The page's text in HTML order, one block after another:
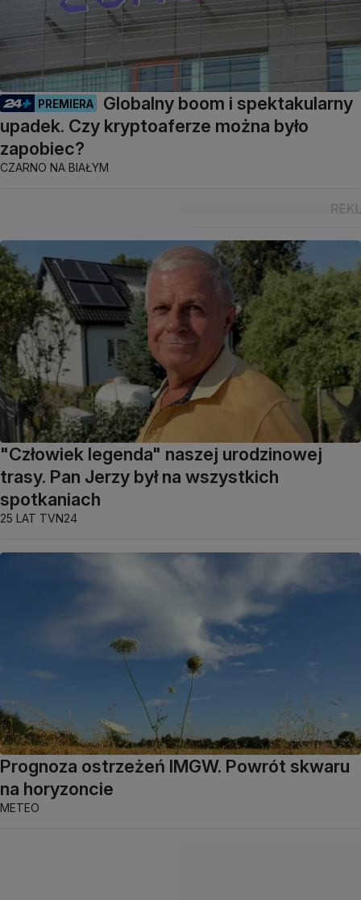
PREMIERA
Globalny boom i spektakularny
upadek. Czy kryptoaferze można było
zapobiec?
CZARNO NA BIAŁYM
"Człowiek legenda" naszej urodzinowej
trasy. Pan Jerzy był na wszystkich
spotkaniach
25 LAT TVN24
Prognoza ostrzeżeń IMGW. Powrót skwaru
na horyzoncie
METEO